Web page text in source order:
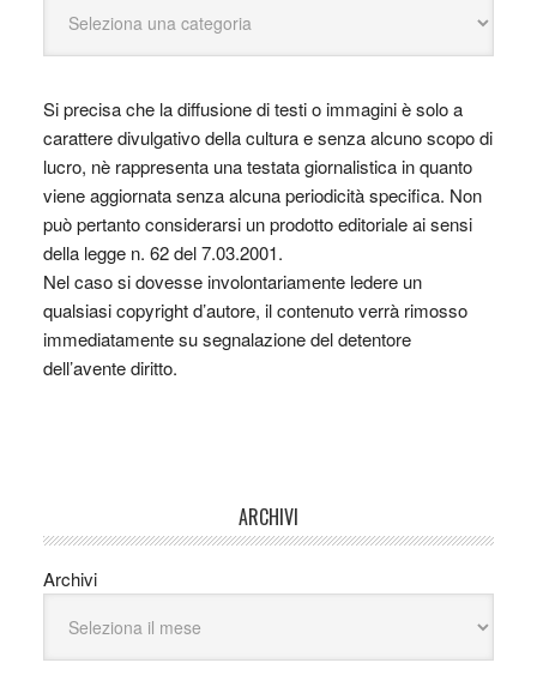
Si precisa che la diffusione di testi o immagini è solo a
carattere divulgativo della cultura e senza alcuno scopo di
lucro, nè rappresenta una testata giornalistica in quanto
viene aggiornata senza alcuna periodicità specifica. Non
può pertanto considerarsi un prodotto editoriale ai sensi
della legge n. 62 del 7.03.2001.
Nel caso si dovesse involontariamente ledere un
qualsiasi copyright d’autore, il contenuto verrà rimosso
immediatamente su segnalazione del detentore
dell’avente diritto.
ARCHIVI
Archivi